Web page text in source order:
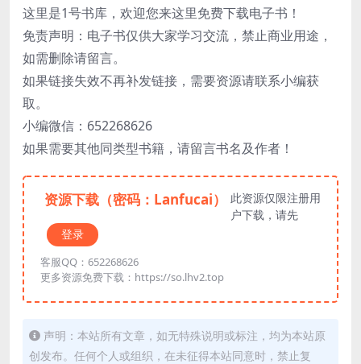
这里是1号书库，欢迎您来这里免费下载电子书！
免责声明：电子书仅供大家学习交流，禁止商业用途，
如需删除请留言。
如果链接失效不再补发链接，需要资源请联系小编获
取。
小编微信：652268626
如果需要其他同类型书籍，请留言书名及作者！
资源下载（密码：Lanfucai）
此资源仅限注册用
户下载，请先
登录
客服QQ：652268626
更多资源免费下载：https://so.lhv2.top
声明：本站所有文章，如无特殊说明或标注，均为本站原
创发布。任何个人或组织，在未征得本站同意时，禁止复